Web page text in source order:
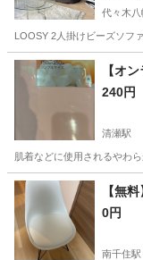
代々木八
LOOSY 2人掛けビーズソフ
東京 渋谷区 代々
【オ
240円
清瀬駅
肌着などに使用されるやわ
東京 東久留米市 清
【無
0円
南千住駅